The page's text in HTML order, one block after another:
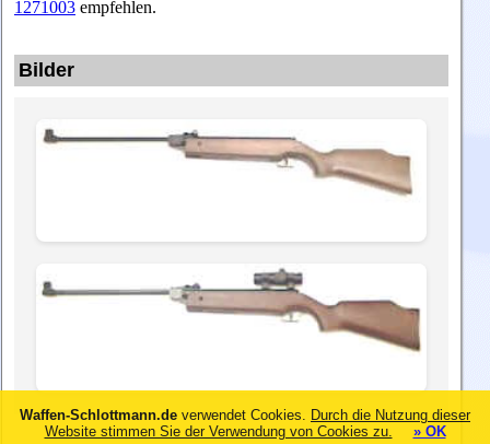
1271003 empfehlen.
Bilder
Waffen-Schlottmann.de verwendet Cookies. Durch die Nutzung dieser
Website stimmen Sie der Verwendung von Cookies zu.
» OK